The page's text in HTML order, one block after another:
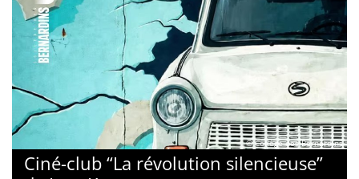
© Collège des Bernardins
Ciné-club “La révolution silencieuse”